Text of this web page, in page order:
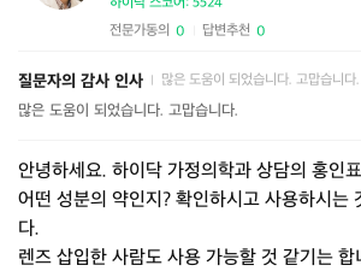
전문가동의 0 답변추천 0
질문자의 감사 인사 많은 도움이 되었습니다. 고맙습니다.
많은 도움이 되었습니다. 고맙습니다.
안녕하세요. 하이닥 가정의학과 상담의 홍인
어떤 성분의 약인지? 확인하시고 사용하시는
다.
렌즈 삽입한 사람도 사용 가능할 것 같기는 합